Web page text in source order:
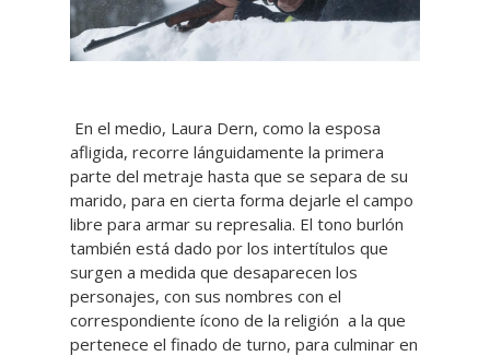
En el medio, Laura Dern, como la esposa
afligida, recorre lánguidamente la primera
parte del metraje hasta que se separa de su
marido, para en cierta forma dejarle el campo
libre para armar su represalia. El tono burlón
también está dado por los intertítulos que
surgen a medida que desaparecen los
personajes, con sus nombres con el
correspondiente ícono de la religión a la que
pertenece el finado de turno, para culminar en